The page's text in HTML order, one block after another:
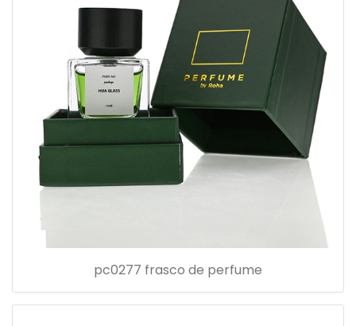
pc0277 frasco de perfume